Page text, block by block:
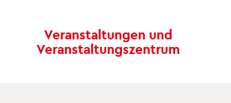
Veranstaltungen und
Veranstaltungszentrum